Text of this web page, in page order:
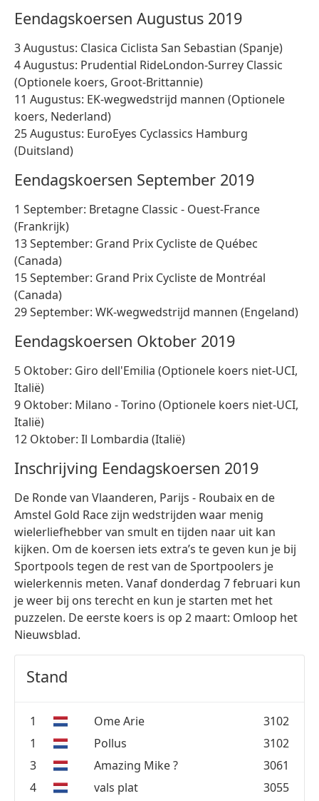
Eendagskoersen Augustus 2019
3 Augustus: Clasica Ciclista San Sebastian (Spanje)
4 Augustus: Prudential RideLondon-Surrey Classic
(Optionele koers, Groot-Brittannie)
11 Augustus: EK-wegwedstrijd mannen (Optionele
koers, Nederland)
25 Augustus: EuroEyes Cyclassics Hamburg
(Duitsland)
Eendagskoersen September 2019
1 September: Bretagne Classic - Ouest-France
(Frankrijk)
13 September: Grand Prix Cycliste de Québec
(Canada)
15 September: Grand Prix Cycliste de Montréal
(Canada)
29 September: WK-wegwedstrijd mannen (Engeland)
Eendagskoersen Oktober 2019
5 Oktober: Giro dell'Emilia (Optionele koers niet-UCI,
Italië)
9 Oktober: Milano - Torino (Optionele koers niet-UCI,
Italië)
12 Oktober: Il Lombardia (Italië)
Inschrijving Eendagskoersen 2019
De Ronde van Vlaanderen, Parijs - Roubaix en de
Amstel Gold Race zijn wedstrijden waar menig
wielerliefhebber van smult en tijden naar uit kan
kijken. Om de koersen iets extra’s te geven kun je bij
Sportpools tegen de rest van de Sportpoolers je
wielerkennis meten. Vanaf donderdag 7 februari kun
je weer bij ons terecht en kun je starten met het
puzzelen. De eerste koers is op 2 maart: Omloop het
Nieuwsblad.
Stand
1 Ome Arie
3102
1
Pollus
3102
3
Amazing Mike ?
3061
4
vals plat
3055